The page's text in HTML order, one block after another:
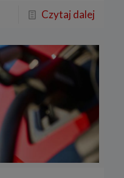
Czytaj dalej